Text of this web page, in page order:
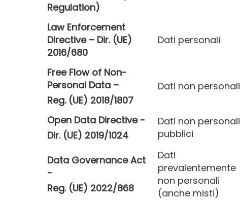
Regulation)
Law Enforcement
Directive – Dir. (UE)
2016/680
Dati personali
Free Flow of Non-
Personal Data –
Reg. (UE) 2018/1807
Dati non personali
Open Data Directive -
Dir. (UE) 2019/1024
Dati non personali
pubblici
Data Governance Act
-
Reg. (UE) 2022/868
Dati
prevalentemente
non personali
(anche misti)